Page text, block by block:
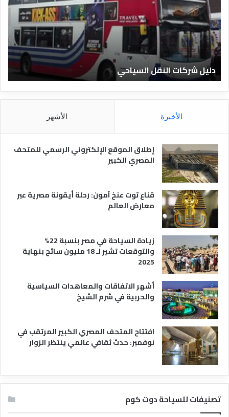
ل
ل
ف
ا
د
ق
ا
ل
ر
ي
ة
دليل الفنادق المصرية
الأخيرة الأشهر
إطلاق الموقع الإلكتروني الرسمي للمتحف
المصري الكبير
قناع توت عنخ آمون: رحلة أيقونة مصرية عبر
معارض العالم
زيادة السياحة في مصر بنسبة 22%
والتوقعات تشير لـ 18 مليون سائح بنهاية
2025
أشهر الاتفاقات والمعاهدات السياسية
والحربية في شرم الشيخ
افتتاح المتحف المصري الكبير المرتقب في
نوفمبر: حدث ثقافي عالمي ينتظر الزوار
تصنيفات للسياحة دوت كوم